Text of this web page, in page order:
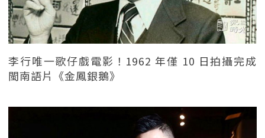
李行唯一歌仔戲電影！1962 年僅 10 日拍攝完成
閩南語片《金鳳銀鵝》